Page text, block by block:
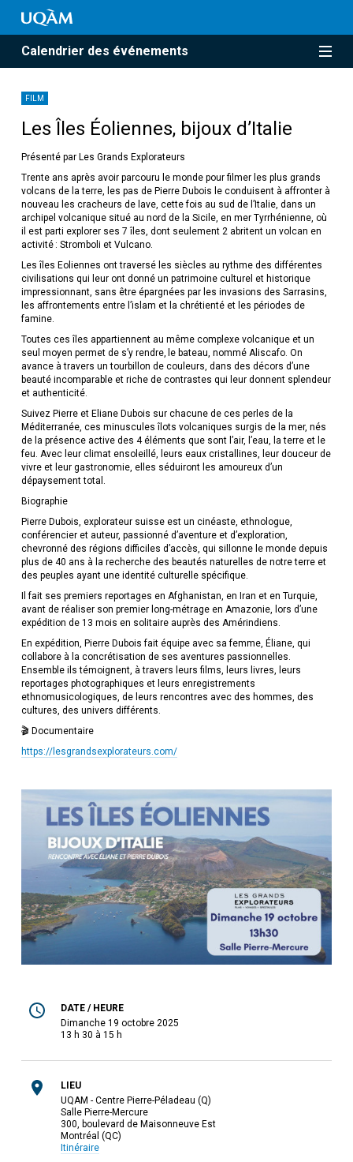
Calendrier des événements
FILM
Les Îles Éoliennes, bijoux d’Italie
Présenté par Les Grands Explorateurs
Trente ans après avoir parcouru le monde pour filmer les plus grands
volcans de la terre, les pas de Pierre Dubois le conduisent à affronter à
nouveau les cracheurs de lave, cette fois au sud de l’Italie, dans un
archipel volcanique situé au nord de la Sicile, en mer Tyrrhénienne, où
il est parti explorer ses 7 îles, dont seulement 2 abritent un volcan en
activité : Stromboli et Vulcano.
Les îles Eoliennes ont traversé les siècles au rythme des différentes
civilisations qui leur ont donné un patrimoine culturel et historique
impressionnant, sans être épargnées par les invasions des Sarrasins,
les affrontements entre l’islam et la chrétienté et les périodes de
famine.
Toutes ces îles appartiennent au même complexe volcanique et un
seul moyen permet de s’y rendre, le bateau, nommé Aliscafo. On
avance à travers un tourbillon de couleurs, dans des décors d’une
beauté incomparable et riche de contrastes qui leur donnent splendeur
et authenticité.
Suivez Pierre et Eliane Dubois sur chacune de ces perles de la
Méditerranée, ces minuscules îlots volcaniques surgis de la mer, nés
de la présence active des 4 éléments que sont l’air, l’eau, la terre et le
feu. Avec leur climat ensoleillé, leurs eaux cristallines, leur douceur de
vivre et leur gastronomie, elles séduiront les amoureux d’un
dépaysement total.
Biographie
Pierre Dubois, explorateur suisse est un cinéaste, ethnologue,
conférencier et auteur, passionné d’aventure et d’exploration,
chevronné des régions difficiles d’accès, qui sillonne le monde depuis
plus de 40 ans à la recherche des beautés naturelles de notre terre et
des peuples ayant une identité culturelle spécifique.
Il fait ses premiers reportages en Afghanistan, en Iran et en Turquie,
avant de réaliser son premier long-métrage en Amazonie, lors d’une
expédition de 13 mois en solitaire auprès des Amérindiens.
En expédition, Pierre Dubois fait équipe avec sa femme, Éliane, qui
collabore à la concrétisation de ses aventures passionnelles.
Ensemble ils témoignent, à travers leurs films, leurs livres, leurs
reportages photographiques et leurs enregistrements
ethnomusicologiques, de leurs rencontres avec des hommes, des
cultures, des univers différents.
🎬 Documentaire
https://lesgrandsexplorateurs.com/
DATE / HEURE
dimanche 19 octobre 2025
13 h 30 à 15 h
LIEU
UQAM - Centre Pierre-Péladeau (Q)
Salle Pierre-Mercure
300, boulevard de Maisonneuve Est
Montréal (QC)
Itinéraire